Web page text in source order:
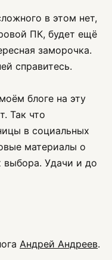
в этом нет,
ПК, будет ещё
заморочка.
справитесь.
блоге на эту
Так что
в социальных
материалы о
выбора. Удачи и до
Андрей Андреев.